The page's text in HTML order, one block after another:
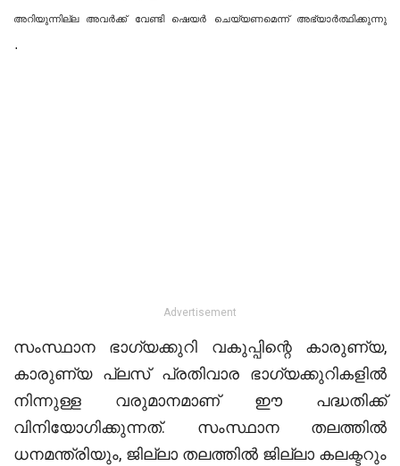
അറിയുന്നില്ല അവർക്ക് വേണ്ടി ഷെയർ ചെയ്യണമെന്ന് അഭ്യാർത്ഥിക്കുന്നു
.
Advertisement
സംസ്ഥാന ഭാഗ്യക്കുറി വകുപ്പിന്റെ കാരുണ്യ,
കാരുണ്യ പ്ലസ് പ്രതിവാര ഭാഗ്യക്കുറികളില്‍
നിന്നുള്ള വരുമാനമാണ് ഈ പദ്ധതിക്ക്
വിനിയോഗിക്കുന്നത്. സംസ്ഥാന തലത്തില്‍
ധനമന്ത്രിയും, ജില്ലാ തലത്തില്‍ ജില്ലാ കലക്ടറും